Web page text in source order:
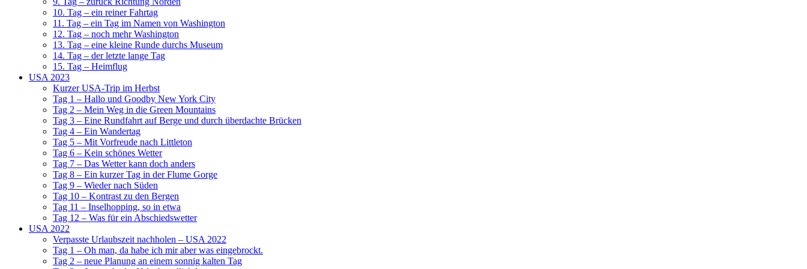
10. Tag – ein reiner Fahrtag
11. Tag – ein Tag im Namen von Washington
12. Tag – noch mehr Washington
13. Tag – eine kleine Runde durchs Museum
14. Tag – der letzte lange Tag
15. Tag – Heimflug
USA 2023
Kurzer USA-Trip im Herbst
Tag 1 – Hallo und Goodby New York City
Tag 2 – Mein Weg in die Green Mountains
Tag 3 – Eine Rundfahrt auf Berge und durch überdachte Brücken
Tag 4 – Ein Wandertag
Tag 5 – Mit Vorfreude nach Littleton
Tag 6 – Kein schönes Wetter
Tag 7 – Das Wetter kann doch anders
Tag 8 – Ein kurzer Tag in der Flume Gorge
Tag 9 – Wieder nach Süden
Tag 10 – Kontrast zu den Bergen
Tag 11 – Inselhopping, so in etwa
Tag 12 – Was für ein Abschiedswetter
USA 2022
Verpasste Urlaubszeit nachholen – USA 2022
Tag 1 – Oh man, da habe ich mir aber was eingebrockt.
Tag 2 – neue Planung an einem sonnig kalten Tag